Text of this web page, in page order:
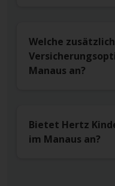
Welche
Manaus an?
Bietet Hertz
im Manaus an?